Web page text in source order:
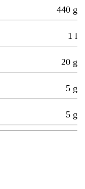
440 g
1 l
20 g
5 g
5 g